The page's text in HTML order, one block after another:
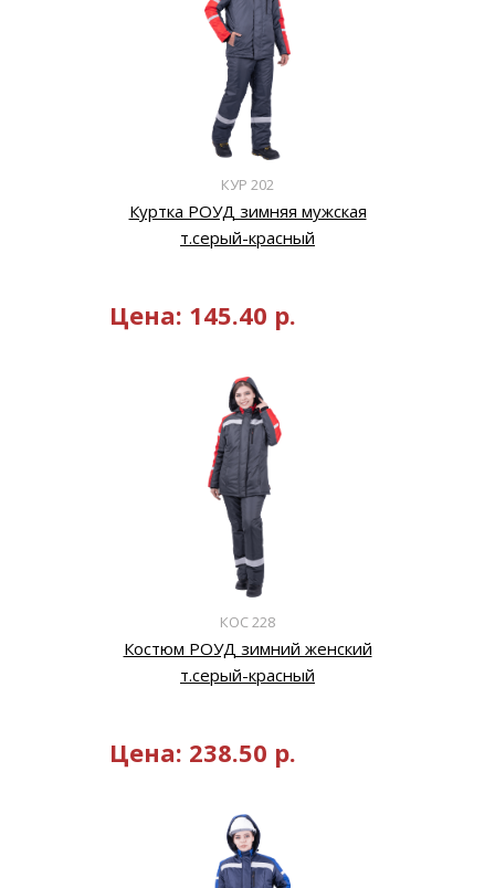
КУР 202
Куртка РОУД зимняя мужская
т.серый-красный
Цена: 145.40 р.
КОС 228
Костюм РОУД зимний женский
т.серый-красный
Цена: 238.50 р.